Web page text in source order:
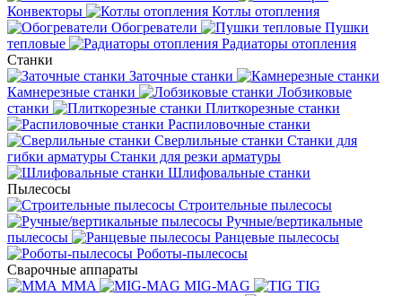
Конвекторы
Котлы отопления
Обогреватели
Пушки
тепловые
Радиаторы отопления
Станки
Заточные станки
Камнерезные станки
Лобзиковые
станки
Плиткорезные станки
Распиловочные станки
Сверлильные станки Станки для
гибки арматуры Станки для резки арматуры
Шлифовальные станки
Пылесосы
Строительные пылесосы
Ручные/вертикальные
пылесосы
Ранцевые пылесосы
Роботы-пылесосы
Сварочные аппараты
MMA
MIG-MAG
TIG